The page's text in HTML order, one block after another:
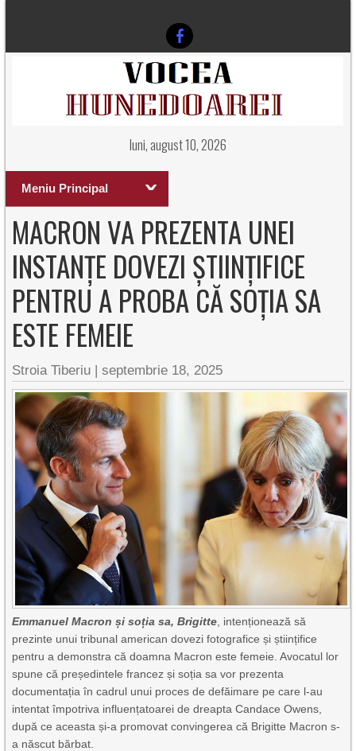
luni, august 10, 2026
Meniu Principal
MACRON VA PREZENTA UNEI
INSTANȚE DOVEZI ȘTIINȚIFICE
PENTRU A PROBA CĂ SOȚIA SA
ESTE FEMEIE
Stroia Tiberiu |septembrie 18, 2025
Emmanuel Macron și soția sa, Brigitte , intenționează să
prezinte unui tribunal american dovezi fotografice și științifice
pentru a demonstra că doamna Macron este femeie. Avocatul lor
spune că președintele francez și soția sa vor prezenta
documentația în cadrul unui proces de defăimare pe care l-au
intentat împotriva influențatoarei de dreapta Candace Owens,
după ce aceasta și-a promovat convingerea că Brigitte Macron s-
a născut bărbat.